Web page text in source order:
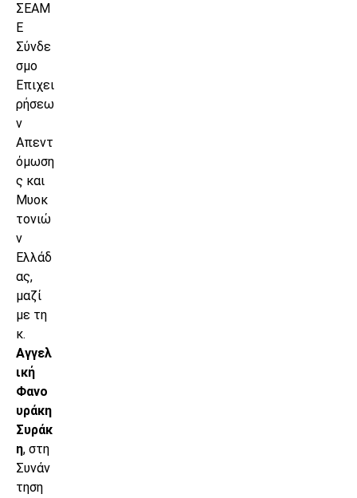
ΣΕΑΜ
Ε
Σύνδε
σμο
Επιχει
ρήσεω
ν
Απεντ
όμωση
ς και
Μυοκ
τονιώ
ν
Ελλάδ
ας,
μαζί
με τη
κ.
Αγγελ
ική
Φανο
υράκη
Συράκ
η, στη
Συνάν
τηση